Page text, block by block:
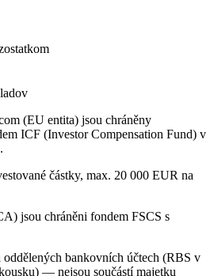
(EU entita) jsou chráněny
ICF (Investor Compensation Fund) v
částky, max. 20 000 EUR na
jsou chráněni fondem FSCS s
bankovních účtech (RBS v
— nejsou součástí majetku